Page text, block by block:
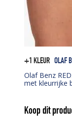
+1 KLEUR OLAF
Olaf Benz
met kleurrijke
Koop dit